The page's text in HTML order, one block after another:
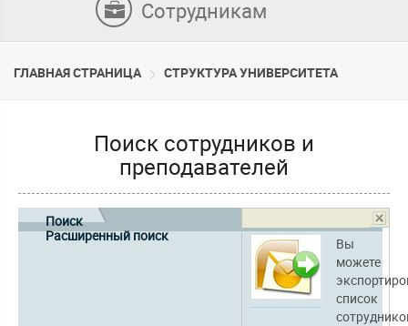
Сотрудникам
ГЛАВНАЯ СТРАНИЦА CТРУКТУРА УНИВЕРСИТЕТА
Поиск сотрудников и
преподавателей
Вы
можете
список
Поиск
Расширенный поиск